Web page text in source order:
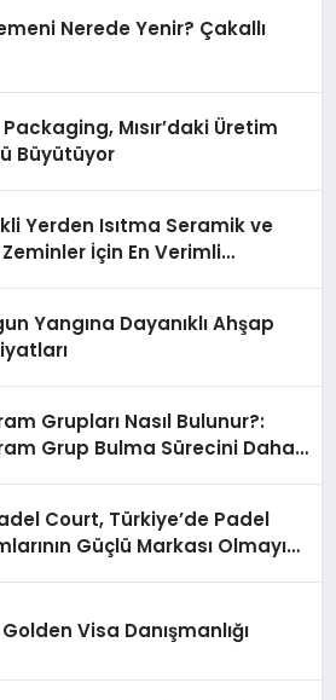
Nerede Yenir? Çakallı
Mısır’daki Üretim
Büyütüyor
Yerden Isıtma Seramik ve
İçin En Verimli
Yangına Dayanıklı Ahşap
Grupları Nasıl Bulunur?:
Grup Bulma Sürecini Daha
Court, Türkiye’de Padel
Güçlü Markası Olmayı
Visa Danışmanlığı